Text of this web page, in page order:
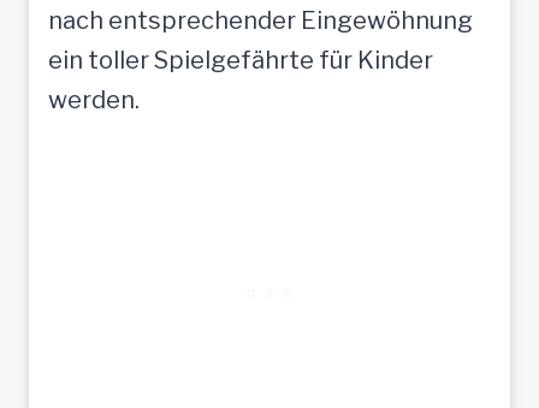
nach entsprechender Eingewöhnung
ein toller Spielgefährte für Kinder
werden.